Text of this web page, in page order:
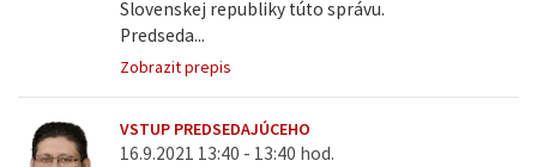
Slovenskej republiky túto správu.
Predseda...
Zobrazit prepis
VSTUP PREDSEDAJÚCEHO
16.9.2021 13:40 - 13:40 hod.